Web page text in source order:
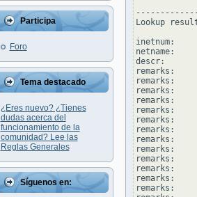
Participa
Foro
Tema destacado
¿Eres nuevo? ¿Tienes
dudas acerca del
funcionamiento de la
comunidad? Lee las
Reglas Generales
Síguenos en:
Lookup
inetnum:
netname:
descr:
remarks:
remarks:
remarks:
remarks:
remarks:
remarks:
remarks:
remarks:
remarks:
remarks:
remarks:
remarks:
remarks: